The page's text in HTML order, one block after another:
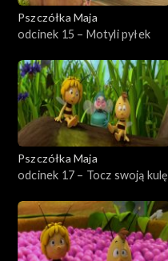
Pszczółka Maja
odcinek 15 – Motyli pyłek
Pszczółka Maja
odcinek 17 – Tocz swoją kulę